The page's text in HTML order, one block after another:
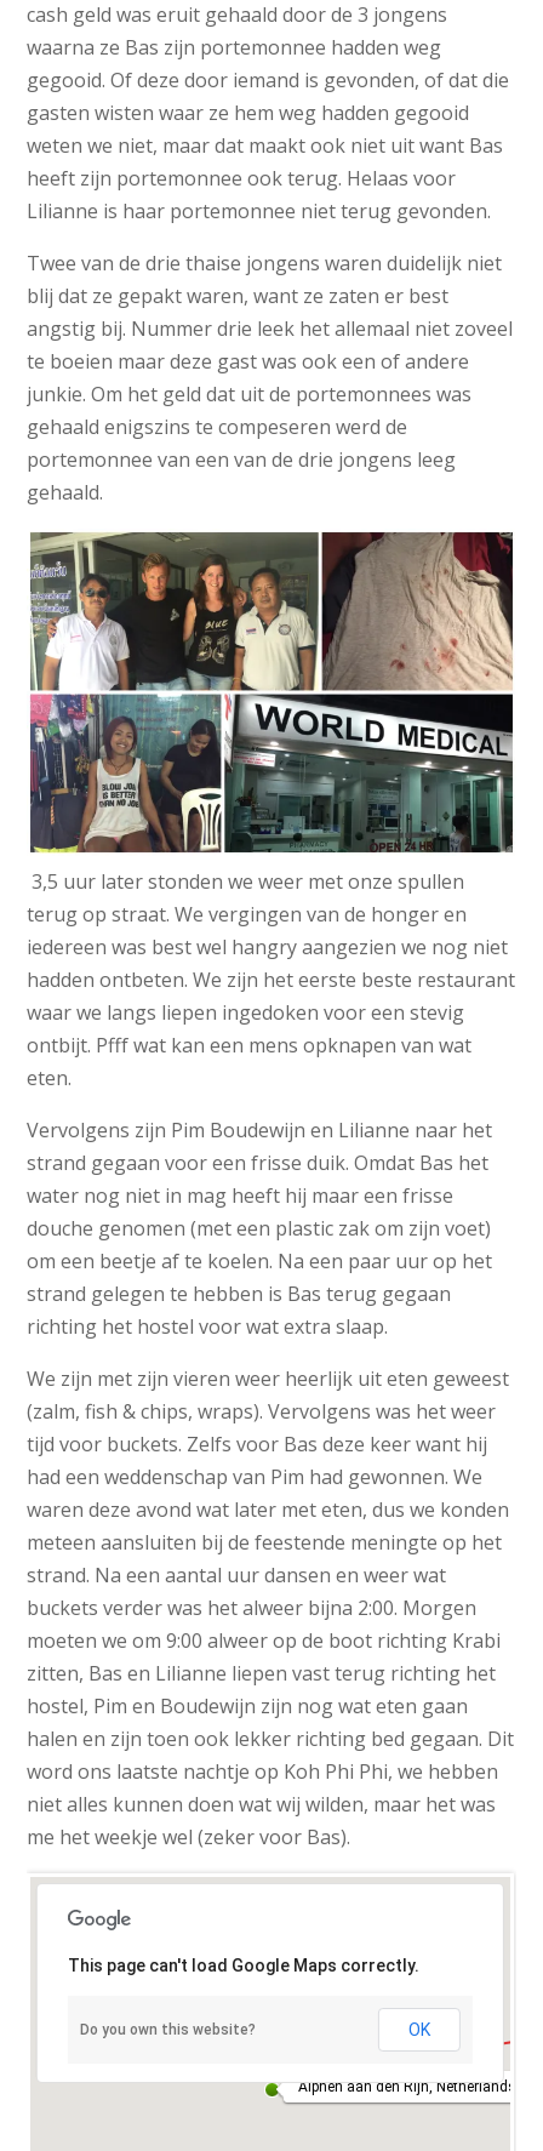
cash geld was eruit gehaald door de 3 jongens
waarna ze Bas zijn portemonnee hadden weg
gegooid. Of deze door iemand is gevonden, of dat die
gasten wisten waar ze hem weg hadden gegooid
weten we niet, maar dat maakt ook niet uit want Bas
heeft zijn portemonnee ook terug. Helaas voor
Lilianne is haar portemonnee niet terug gevonden.
Twee van de drie thaise jongens waren duidelijk niet
blij dat ze gepakt waren, want ze zaten er best
angstig bij. Nummer drie leek het allemaal niet zoveel
te boeien maar deze gast was ook een of andere
junkie. Om het geld dat uit de portemonnees was
gehaald enigszins te compeseren werd de
portemonnee van een van de drie jongens leeg
gehaald.
3,5 uur later stonden we weer met onze spullen
terug op straat. We vergingen van de honger en
iedereen was best wel hangry aangezien we nog niet
hadden ontbeten. We zijn het eerste beste restaurant
waar we langs liepen ingedoken voor een stevig
ontbijt. Pfff wat kan een mens opknapen van wat
eten.
Vervolgens zijn Pim Boudewijn en Lilianne naar het
strand gegaan voor een frisse duik. Omdat Bas het
water nog niet in mag heeft hij maar een frisse
douche genomen (met een plastic zak om zijn voet)
om een beetje af te koelen. Na een paar uur op het
strand gelegen te hebben is Bas terug gegaan
richting het hostel voor wat extra slaap.
We zijn met zijn vieren weer heerlijk uit eten geweest
(zalm, fish & chips, wraps). Vervolgens was het weer
tijd voor buckets. Zelfs voor Bas deze keer want hij
had een weddenschap van Pim had gewonnen. We
waren deze avond wat later met eten, dus we konden
meteen aansluiten bij de feestende meningte op het
strand. Na een aantal uur dansen en weer wat
buckets verder was het alweer bijna 2:00. Morgen
moeten we om 9:00 alweer op de boot richting Krabi
zitten, Bas en Lilianne liepen vast terug richting het
hostel, Pim en Boudewijn zijn nog wat eten gaan
halen en zijn toen ook lekker richting bed gegaan. Dit
word ons laatste nachtje op Koh Phi Phi, we hebben
niet alles kunnen doen wat wij wilden, maar het was
me het weekje wel (zeker voor Bas).
Alphen aan den Rijn, Netherlands
This page can't load Google Maps correctly.
Do you own this website? OK